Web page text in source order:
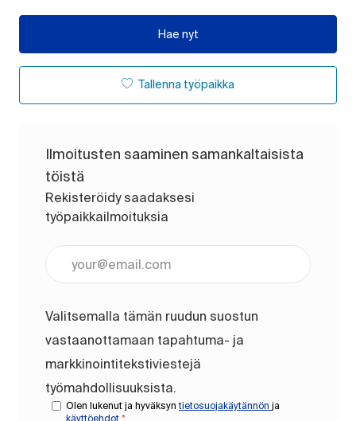
Hae nyt
Tallenna työpaikka
Ilmoitusten saaminen samankaltaisista
töistä
Rekisteröidy saadaksesi
työpaikkailmoituksia
Valitsemalla tämän ruudun suostun
vastaanottamaan tapahtuma- ja
markkinointitekstiviestejä
työmahdollisuuksista.
Olen lukenut ja hyväksyntietosuojakäytännön ja
käyttöehdot *